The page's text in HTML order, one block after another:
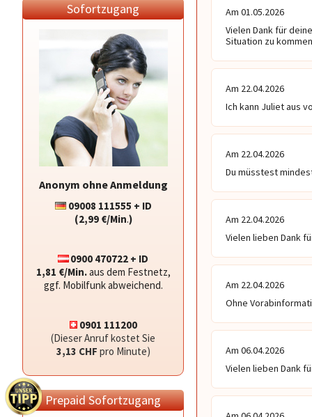
Sofortzugang
Anonym ohne Anmeldung
09008 111555 + ID
(2,99 €/Min.)
0900 470722 + ID
1,81 €/Min.aus dem Festnetz,
ggf. Mobilfunk abweichend.
0901 111200
(Dieser Anruf kostet Sie
3,13 CHF pro Minute)
Prepaid Sofortzugang
Am 01.05.2026
Vielen Dank für
Situation zu
Am 22.04.2026
Ich kann Juliet aus
Am 22.04.2026
Du müsstest
Am 22.04.2026
Vielen lieben Dank
Am 22.04.2026
Ohne
Am 06.04.2026
Vielen lieben Dank